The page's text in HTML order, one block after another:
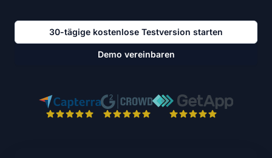
30-tägige kostenlose Testversion starten
Demo vereinbaren